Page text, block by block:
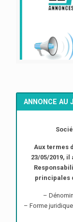
ANNONCE AU
Aux termes
23/05/2019,
principales
–
– Forme